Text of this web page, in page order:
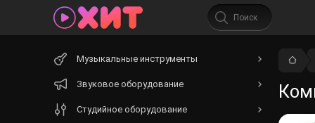
Музыкальные инструменты
Звуковое оборудование
Студийное оборудование